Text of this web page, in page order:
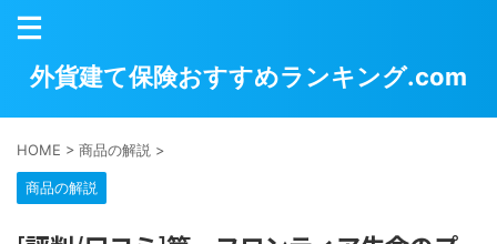
外貨建て保険おすすめランキング.com
HOME > 商品の解説 >
商品の解説